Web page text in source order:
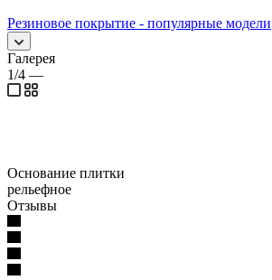
Резиновое покрытие - популярные модели
Галерея
1/4 —
Основание плитки
рельефное
Отзывы